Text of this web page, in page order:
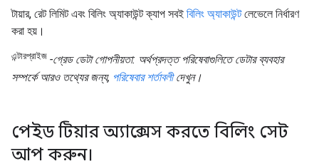
টায়ার, রেট লিমিট এবং বিলিং অ্যাকাউন্ট ক্যাপ সবই বিলিং অ্যাকাউন্টলেভেলে নির্ধারণ
করা হয়।
এন্টারপ্রাইজ -গ্রেড ডেটা গোপনীয়তা: অর্থপ্রদত্ত পরিষেবাগুলিতে ডেটার ব্যবহার
সম্পর্কে আরও তথ্যের জন্য, পরিষেবার শর্তাবলীদেখুন।
পেইড টিয়ার অ্যাক্সেস করতে বিলিং সেট
আপ করুন।